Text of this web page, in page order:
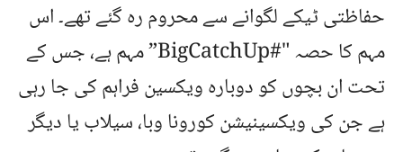
حفاظتی ٹیکے لگوانے سے محروم رہ گئے تھے۔ اس
مہم کا حصہ "#BigCatchUp” مہم ہے، جس کے
تحت ان بچوں کو دوبارہ ویکسین فراہم کی جا رہی
ہے جن کی ویکسینیشن کورونا وبا، سیلاب یا دیگر